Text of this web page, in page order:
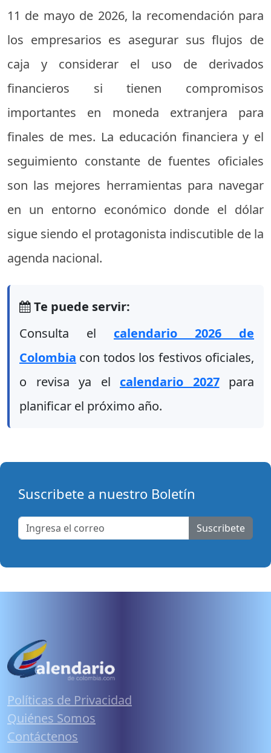
11 de mayo de 2026, la recomendación para
los empresarios es asegurar sus flujos de
caja y considerar el uso de derivados
financieros si tienen compromisos
importantes en moneda extranjera para
finales de mes. La educación financiera y el
seguimiento constante de fuentes oficiales
son las mejores herramientas para navegar
en un entorno económico donde el dólar
sigue siendo el protagonista indiscutible de la
agenda nacional.
Te puede servir:
Consulta el calendario 2026 de
Colombia con todos los festivos oficiales,
o revisa ya el calendario 2027para
planificar el próximo año.
Suscribete a nuestro Boletín
Suscribete
Políticas de Privacidad
Quiénes Somos
Contáctenos